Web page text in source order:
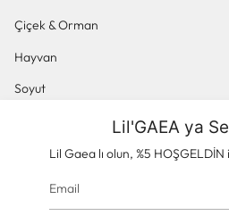
Ürünler
Lil'GAEA ya
Lil Gaea lı olun, %5
Çiçek & Orman
Hayvan
Soyut
Panoramik & Manzara